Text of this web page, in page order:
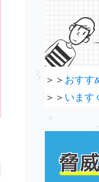
＞＞ おすす
＞＞ います